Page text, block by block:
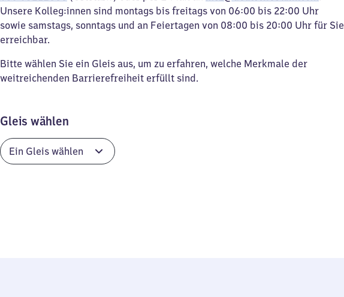
Unsere Kolleg:innen sind montags bis freitags von 06:00 bis 22:00 Uhr
sowie samstags, sonntags und an Feiertagen von 08:00 bis 20:00 Uhr für Sie
erreichbar.
Bitte wählen Sie ein Gleis aus, um zu erfahren, welche Merkmale der
weitreichenden Barrierefreiheit erfüllt sind.
Gleis wählen